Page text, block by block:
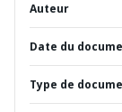
Auteur
Date du
Type de